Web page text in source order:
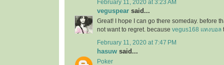
February 11, 2020 at 3:23 AM
veguspear said...
Great! I hope I can go there someday. before
not want to regret. because vegus168 แทงบอล
February 11, 2020 at 7:47 PM
hasuw said...
Poker